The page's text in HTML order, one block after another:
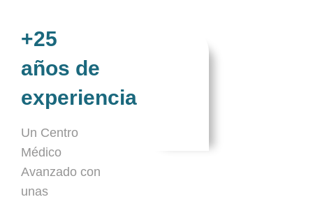
+25
años de
experiencia
Un Centro
Médico
Avanzado con
unas